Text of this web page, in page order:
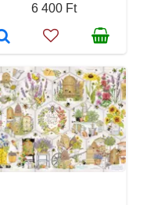
6 400 Ft